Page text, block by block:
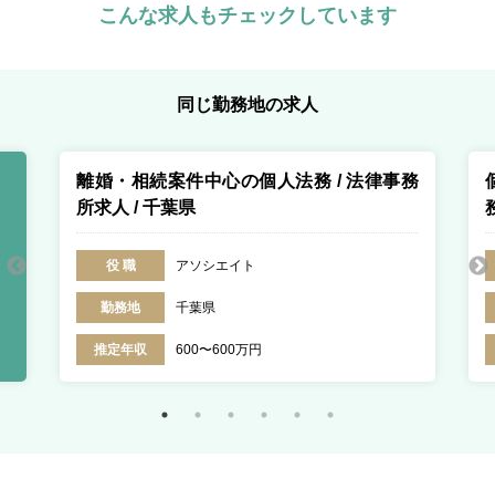
こんな求人もチェックしています
同じ勤務地の求人
離婚・相続案件中心の個人法務 / 法律事務
所求人 / 千葉県
役 職 アソシエイト
勤務地 千葉県
推定年収 600〜600万円